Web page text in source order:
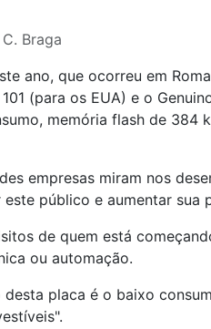
Braga
ano, que ocorreu em
(para os EUA) e o
memória flash de 384
empresas miram nos
público e aumentar sua
de quem está
ou automação.
desta placa é o baixo